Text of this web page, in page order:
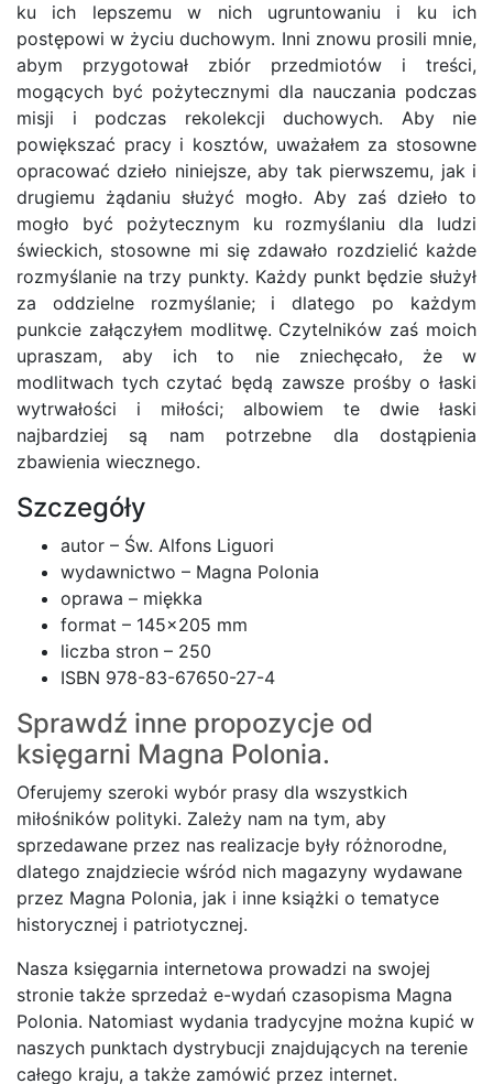
ku ich lepszemu w nich ugruntowaniu i ku ich
postępowi w życiu duchowym. Inni znowu prosili mnie,
abym przygotował zbiór przedmiotów i treści,
mogących być pożytecznymi dla nauczania podczas
misji i podczas rekolekcji duchowych. Aby nie
powiększać pracy i kosztów, uważałem za stosowne
opracować dzieło niniejsze, aby tak pierwszemu, jak i
drugiemu żądaniu służyć mogło. Aby zaś dzieło to
mogło być pożytecznym ku rozmyślaniu dla ludzi
świeckich, stosowne mi się zdawało rozdzielić każde
rozmyślanie na trzy punkty. Każdy punkt będzie służył
za oddzielne rozmyślanie; i dlatego po każdym
punkcie załączyłem modlitwę. Czytelników zaś moich
upraszam, aby ich to nie zniechęcało, że w
modlitwach tych czytać będą zawsze prośby o łaski
wytrwałości i miłości; albowiem te dwie łaski
najbardziej są nam potrzebne dla dostąpienia
zbawienia wiecznego.
Szczegóły
autor – Św. Alfons Liguori
wydawnictwo – Magna Polonia
oprawa – miękka
format – 145×205 mm
liczba stron – 250
ISBN 978-83-67650-27-4
Sprawdź inne propozycje od
księgarni Magna Polonia.
Oferujemy szeroki wybór prasy dla wszystkich
miłośników polityki. Zależy nam na tym, aby
sprzedawane przez nas realizacje były różnorodne,
dlatego znajdziecie wśród nich magazyny wydawane
przez Magna Polonia, jak i inne książki o tematyce
historycznej i patriotycznej.
Nasza księgarnia internetowa prowadzi na swojej
stronie także sprzedaż e-wydań czasopisma Magna
Polonia. Natomiast wydania tradycyjne można kupić w
naszych punktach dystrybucji znajdujących na terenie
całego kraju, a także zamówić przez internet.